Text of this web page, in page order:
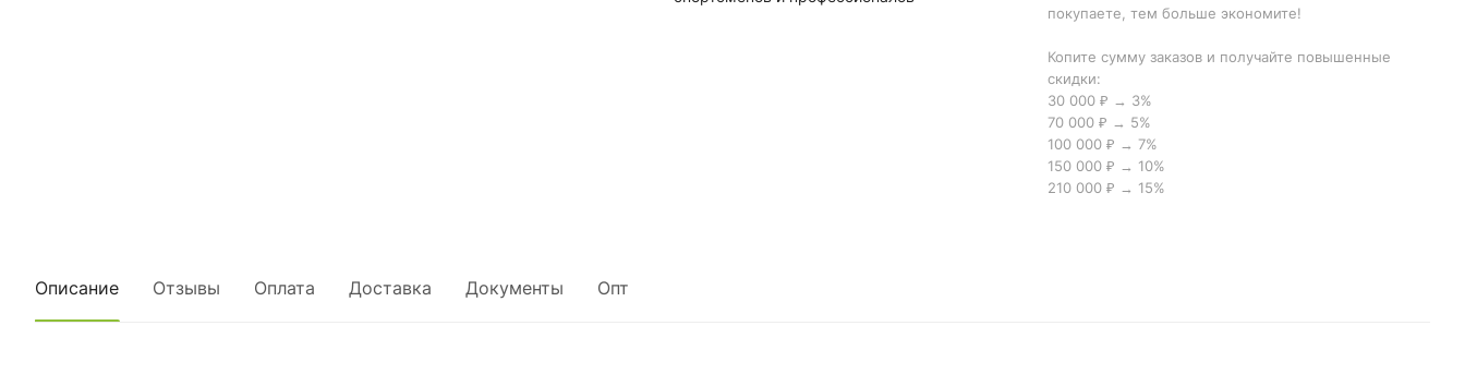
покупаете, тем больше экономите!
Копите сумму заказов и получайте повышенные
скидки:
30 000 ₽ → 3%
70 000 ₽ → 5%
100 000 ₽ → 7%
150 000 ₽ → 10%
210 000 ₽ → 15%
Описание Отзывы Оплата Доставка Документы Опт